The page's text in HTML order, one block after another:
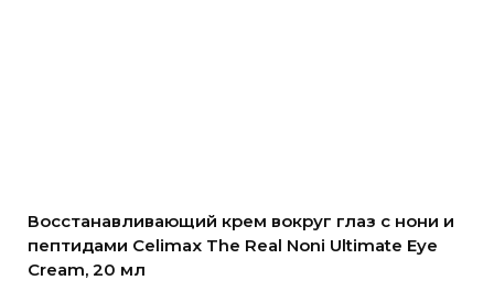
Восстанавливающий крем вокруг глаз с нони и
пептидами Celimax The Real Noni Ultimate Eye
Cream, 20 мл